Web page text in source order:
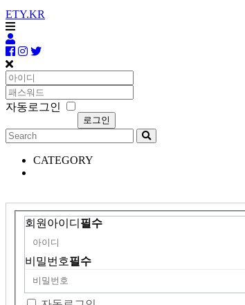
ETY.KR
자동로그인
CATEGORY
회원아이디 필수
비밀번호필수